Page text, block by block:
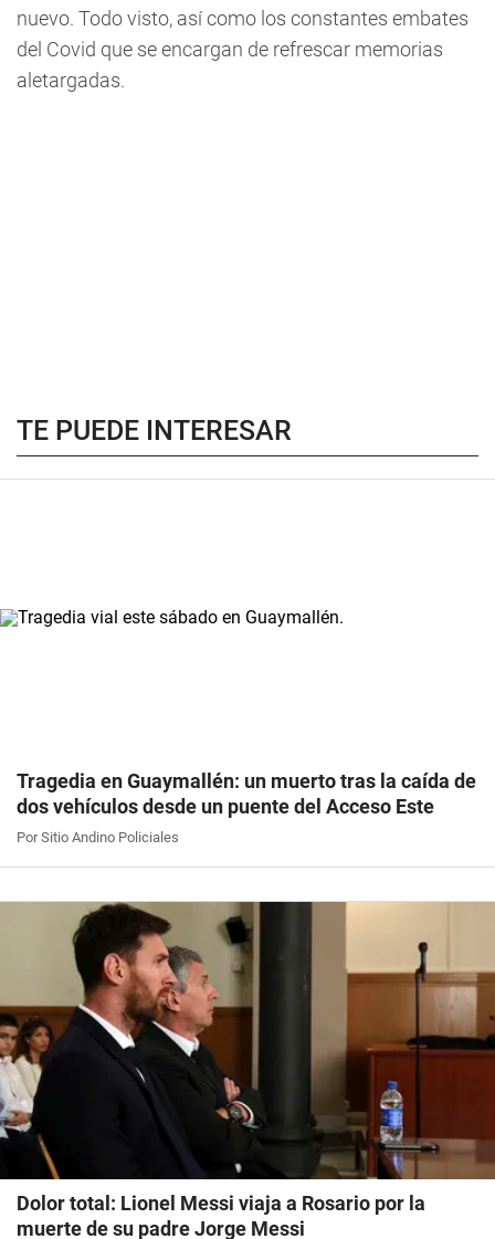
nuevo. Todo visto, así como los constantes embates
del Covid que se encargan de refrescar memorias
aletargadas.
TE PUEDE INTERESAR
Tragedia en Guaymallén: un muerto tras la caída de
dos vehículos desde un puente del Acceso Este
Por Sitio Andino Policiales
Dolor total: Lionel Messi viaja a Rosario por la
muerte de su padre Jorge Messi